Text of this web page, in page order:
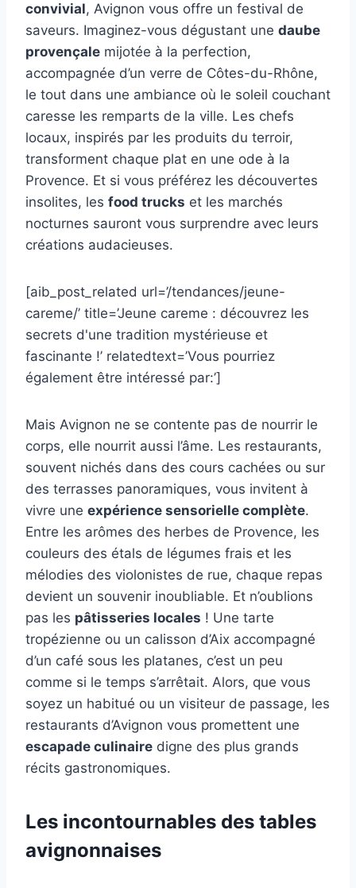
convivial, Avignon vous offre un festival de
saveurs. Imaginez-vous dégustant une daube
provençale mijotée à la perfection,
accompagnée d’un verre de Côtes-du-Rhône,
le tout dans une ambiance où le soleil couchant
caresse les remparts de la ville. Les chefs
locaux, inspirés par les produits du terroir,
transforment chaque plat en une ode à la
Provence. Et si vous préférez les découvertes
insolites, les food trucks et les marchés
nocturnes sauront vous surprendre avec leurs
créations audacieuses.
[aib_post_related url=’/tendances/jeune-
careme/’ title=’Jeune careme : découvrez les
secrets d'une tradition mystérieuse et
fascinante !’ relatedtext=’Vous pourriez
également être intéressé par:’]
Mais Avignon ne se contente pas de nourrir le
corps, elle nourrit aussi l’âme. Les restaurants,
souvent nichés dans des cours cachées ou sur
des terrasses panoramiques, vous invitent à
vivre une expérience sensorielle complète.
Entre les arômes des herbes de Provence, les
couleurs des étals de légumes frais et les
mélodies des violonistes de rue, chaque repas
devient un souvenir inoubliable. Et n’oublions
pas les pâtisseries locales ! Une tarte
tropézienne ou un calisson d’Aix accompagné
d’un café sous les platanes, c’est un peu
comme si le temps s’arrêtait. Alors, que vous
soyez un habitué ou un visiteur de passage, les
restaurants d’Avignon vous promettent une
escapade culinaire digne des plus grands
récits gastronomiques.
Les incontournables des tables
avignonnaises